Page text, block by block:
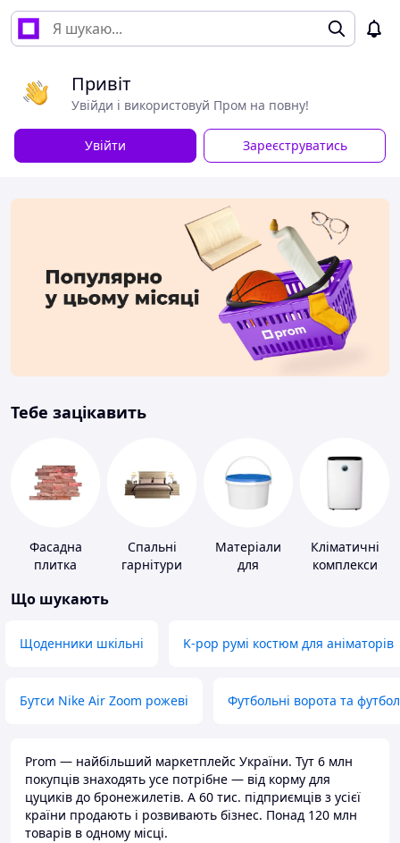
Привіт
Увійди і використовуй Пром на повну!
Увійти Зареєструватись
Тебе зацікавить
Фасадна
плитка
Спальні
гарнітури
Матеріали
для
Кліматичні
комплекси
Що шукають
Щоденники шкільні K-pop румі костюм для аніматорів
Бутси Nike Air Zoom рожеві Футбольні ворота та
Prom — найбільший маркетплейс України. Тут 6 млн
покупців знаходять усе потрібне — від корму для
цуциків до бронежилетів. А 60 тис. підприємців з усієї
країни продають і розвивають бізнес. Понад 120 млн
товарів в одному місці.